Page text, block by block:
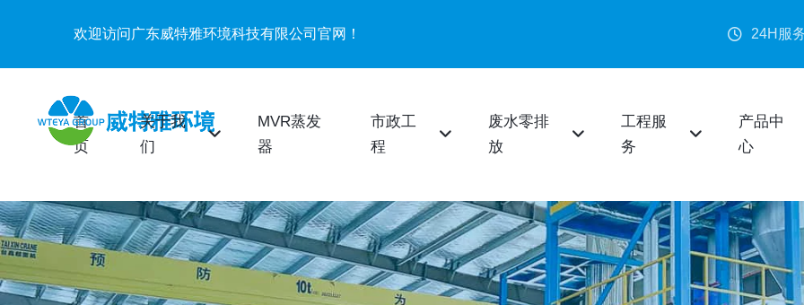
欢迎访问广东威特雅环境科技有限公司官网！ 24H服
首
页
关于我
们
MVR蒸发
器
市政工
程
废水零排
放
工程服
务
产品中
心